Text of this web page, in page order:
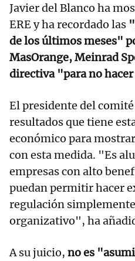
Javier del Blanco ha
ERE y ha recordado las
de los últimos meses"
MasOrange, Meinrad
directiva "para no
El presidente del
resultados que tiene
económico para
con esta medida. "Es
empresas con alto
puedan permitir hacer
regulación
organizativo", ha
A su juicio, no es